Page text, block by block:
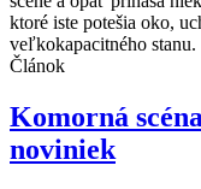
ktoré iste potešia oko,
veľkokapacitného stanu.
Článok
Komorná
noviniek